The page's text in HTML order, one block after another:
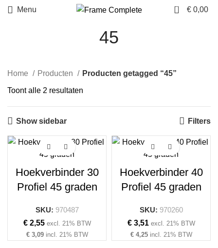
Menu 0 € 0,00
45
Home Producten Producten getagged “45”
Toont alle 2 resultaten
Show sidebar Filters
Hoekverbinder 30
Profiel 45 graden
SKU: 970487
€2,55 excl. 21% BTW
€3,09incl. 21% BTW
Hoekverbinder 40
Profiel 45 graden
SKU: 970260
€3,51 excl. 21% BTW
€4,25incl. 21% BTW